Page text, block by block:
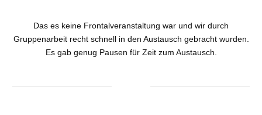
Das es keine Frontalveranstaltung war und wir durch
Gruppenarbeit recht schnell in den Austausch gebracht wurden.
Es gab genug Pausen für Zeit zum Austausch.